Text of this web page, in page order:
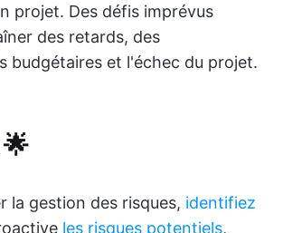
projet. Des défis imprévus
des retards, des
budgétaires et l'échec du projet.
🌟
la gestion des risques, identifiez
les risques potentiels,